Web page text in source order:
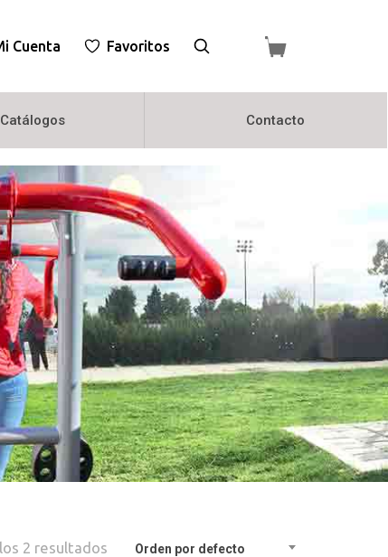
Cuenta Favoritos
Catálogos Contacto
Orden por defecto
2 resultados